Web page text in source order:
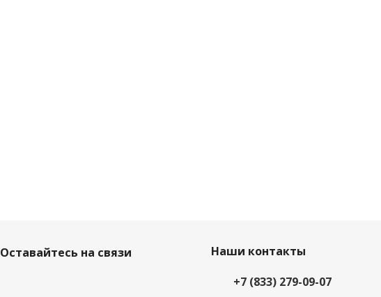
Оставайтесь на связи
Наши контакты
+7 (833) 279-09-07